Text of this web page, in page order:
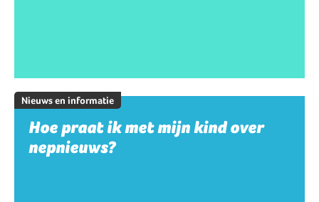
Nieuws en informatie
Hoe praat ik met mijn kind over
nepnieuws?